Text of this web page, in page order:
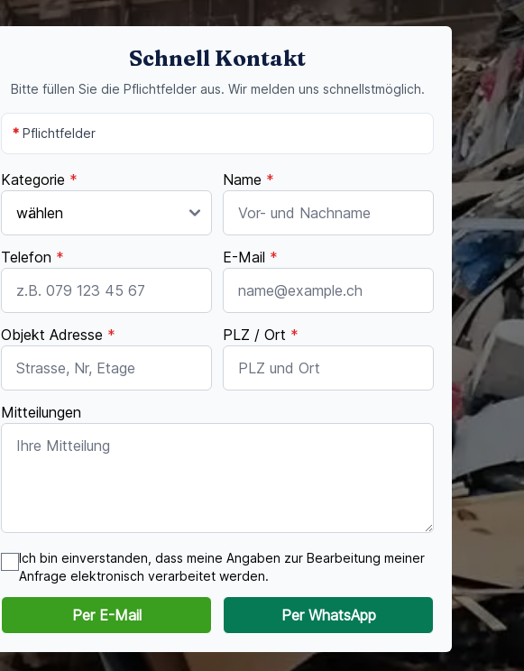
Schnell Kontakt
Bitte füllen Sie die Pflichtfelder aus. Wir melden uns schnellstmöglich.
* Pflichtfelder
Kategorie * Name *
Telefon * E-Mail *
Objekt Adresse * PLZ / Ort *
Mitteilungen
Ich bin einverstanden, dass meine Angaben zur Bearbeitung meiner
Anfrage elektronisch verarbeitet werden.
Per E-Mail Per WhatsApp